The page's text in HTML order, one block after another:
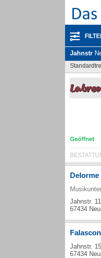
Jahnstr
Jahnstr. 11
67434
Jahnstr.
67434